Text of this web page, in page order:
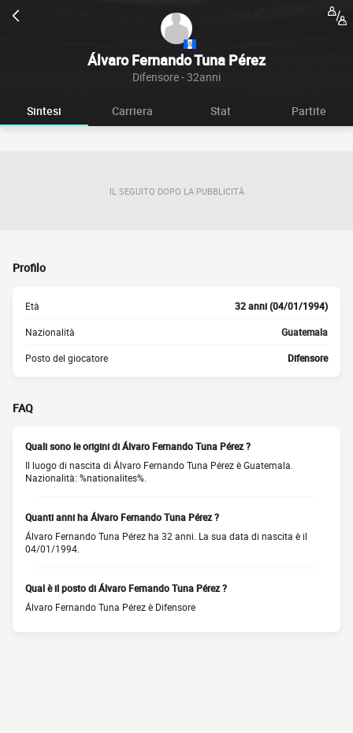
Álvaro Fernando Tuna Pérez
Difensore - 32anni
Sintesi Carriera Stat Partite
IL SEGUITO DOPO LA PUBBLICITÀ
Profilo
Età 32 anni (04/01/1994)
Nazionalità Guatemala
Posto del giocatore Difensore
FAQ
Quali sono le origini di Álvaro Fernando Tuna Pérez ?
Il luogo di nascita di Álvaro Fernando Tuna Pérez è Guatemala.
Nazionalità: %nationalites%.
Quanti anni ha Álvaro Fernando Tuna Pérez ?
Álvaro Fernando Tuna Pérez ha 32 anni. La sua data di nascita è il
04/01/1994.
Qual è il posto di Álvaro Fernando Tuna Pérez ?
Álvaro Fernando Tuna Pérez è Difensore